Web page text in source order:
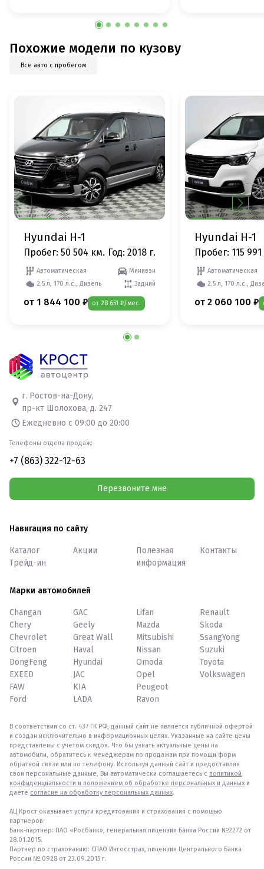
Похожие модели по кузову
Все авто с пробегом
Hyundai H-1
Пробег: 50 504 км. Год: 2018 г.
Автоматическая
Минивэн
2.5 л, 170 л.с., Дизель
Задний
от 1 844 100 ₽ от 28 651 ₽/мес.
Hyundai H-1
Пробег: 115
Автоматическая
2.5 л, 170 л.с.,
от 2 060 100 ₽
г. Ростов-на-Дону,
пр-кт Шолохова, д. 247
Ежедневно с 09:00 до 20:00
Телефоны отдела продаж:
+7 (863) 322-12-63
Перезвоните мне
Навигация по сайту
Каталог
Трейд-ин
Акции
Полезная
информация
Контакты
Марки автомобилей
Changan
Chery
Chevrolet
Citroen
DongFeng
EXEED
FAW
Ford
GAC
Geely
Great Wall
Haval
Hyundai
JAC
KIA
LADA
Lifan
Mazda
Mitsubishi
Nissan
Omoda
Opel
Peugeot
Ravon
Renault
Skoda
SsangYong
Suzuki
Toyota
Volkswagen
В соответствии со ст. 437 ГК РФ, данный сайт не является публичной офертой
и создан исключительно в информационных целях. Указанные на сайте цены
представлены с учетом скидок. Что бы узнать актуальные цены на
автомобили, обратитесь к менеджерам по продажам при помощи форм
обратной связи или по телефону. Используя данный сайт и предоставляя
свои персональные данные, Вы автоматически соглашаетесь с политикой
конфиденциальности и положением об обработке персональных и данных и
даете согласие на обработку персональных данных.
АЦ Крост оказывает услуги кредитования и страхования с помощью
партнеров:
Банк-партнер: ПАО «Росбанк», генеральная лицензия Банка России №2272 от
28.01.2015.
Партнер по страхованию: СПАО Ингосстрах, лицензия Центрального Банка
России № 0928 от 23.09.2015 г.